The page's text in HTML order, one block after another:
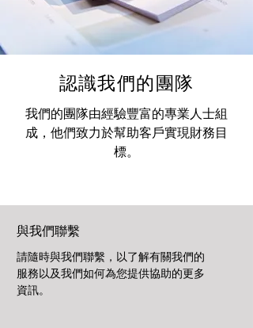
認識我們的團隊
我們的團隊由經驗豐富的專業人士組
成，他們致力於幫助客戶實現財務目
標。
與我們聯繫
請隨時與我們聯繫，以了解有關我們的
服務以及我們如何為您提供協助的更多
資訊。